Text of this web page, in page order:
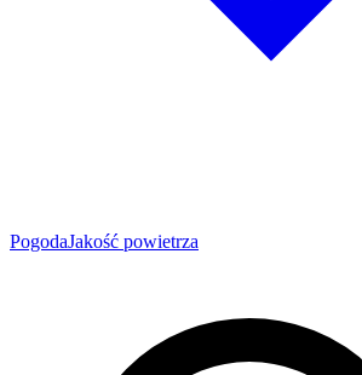
PogodaJakość powietrza